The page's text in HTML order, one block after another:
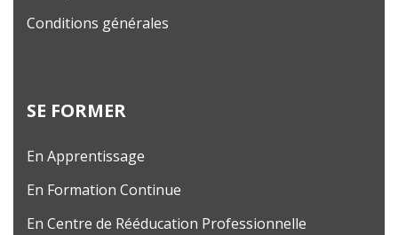
Conditions générales
SE FORMER
En Apprentissage
En Formation Continue
En Centre de Rééducation Professionnelle